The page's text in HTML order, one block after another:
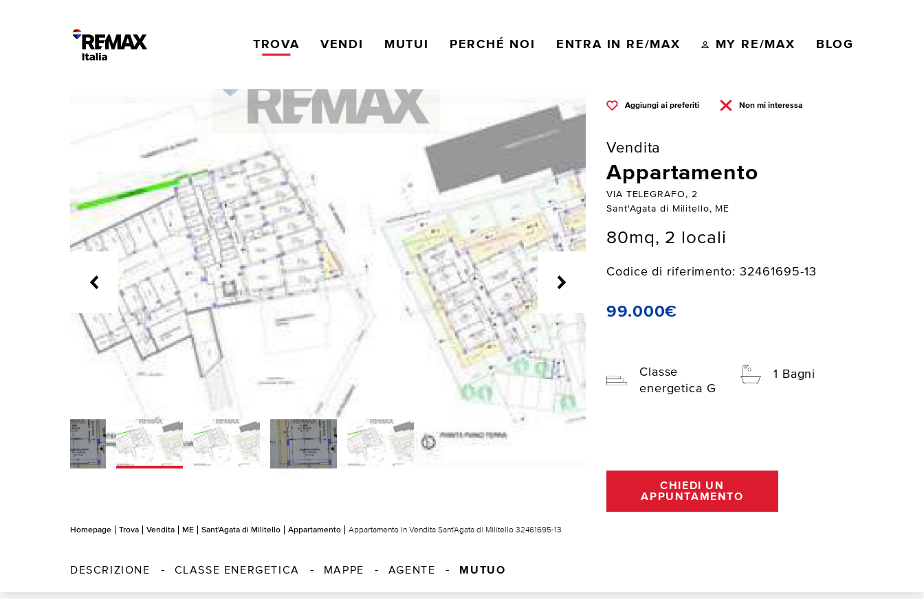
TROVA VENDI MUTUI PERCHÉ NOI ENTRA IN RE/MAX MY RE/MAX BLOG
Aggiungi ai preferiti Non mi interessa
Vendita
Appartamento
VIA TELEGRAFO, 2
Sant'Agata di Militello, ME
80mq, 2 locali
Codice di riferimento: 32461695-13
99.000€
Classe
energetica G
1 Bagni
CHIEDI UN
APPUNTAMENTO
Homepage Trova Vendita ME Sant'Agata di Militello Appartamento Appartamento In Vendita Sant'Agata di Militello 32461695-13
DESCRIZIONE CLASSE ENERGETICA MAPPE AGENTE MUTUO